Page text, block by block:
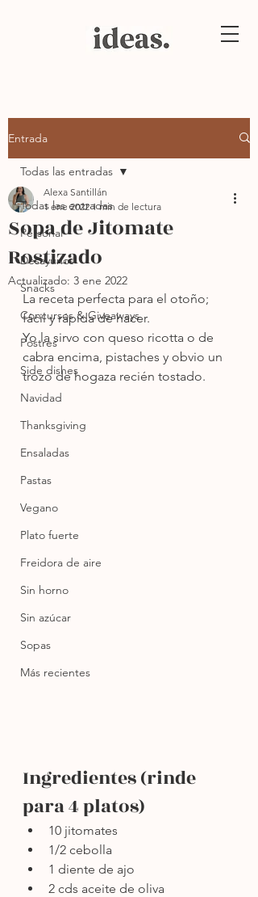
Entrada
Todas las entradas
Personal
Desayunos
Snacks
Concursos & Giveaways
Postres
Side dishes
Navidad
Thanksgiving
Ensaladas
Pastas
Vegano
Plato fuerte
Freidora de aire
Sin horno
Sin azúcar
Sopas
Más recientes
Todas las entradas
Sopa de Jitomate
Rostizado
Alexa Santillán
1 ene 2022 1 min de lectura
Actualizado: 3 ene 2022
La receta perfecta para el otoño;
fácil y rápida de hacer.
Yo la sirvo con queso ricotta o de
cabra encima, pistaches y obvio un
trozo de hogaza recién tostado.
Ingredientes (rinde
para 4 platos)
10 jitomates
1/2 cebolla
1 diente de ajo
2 cds aceite de oliva